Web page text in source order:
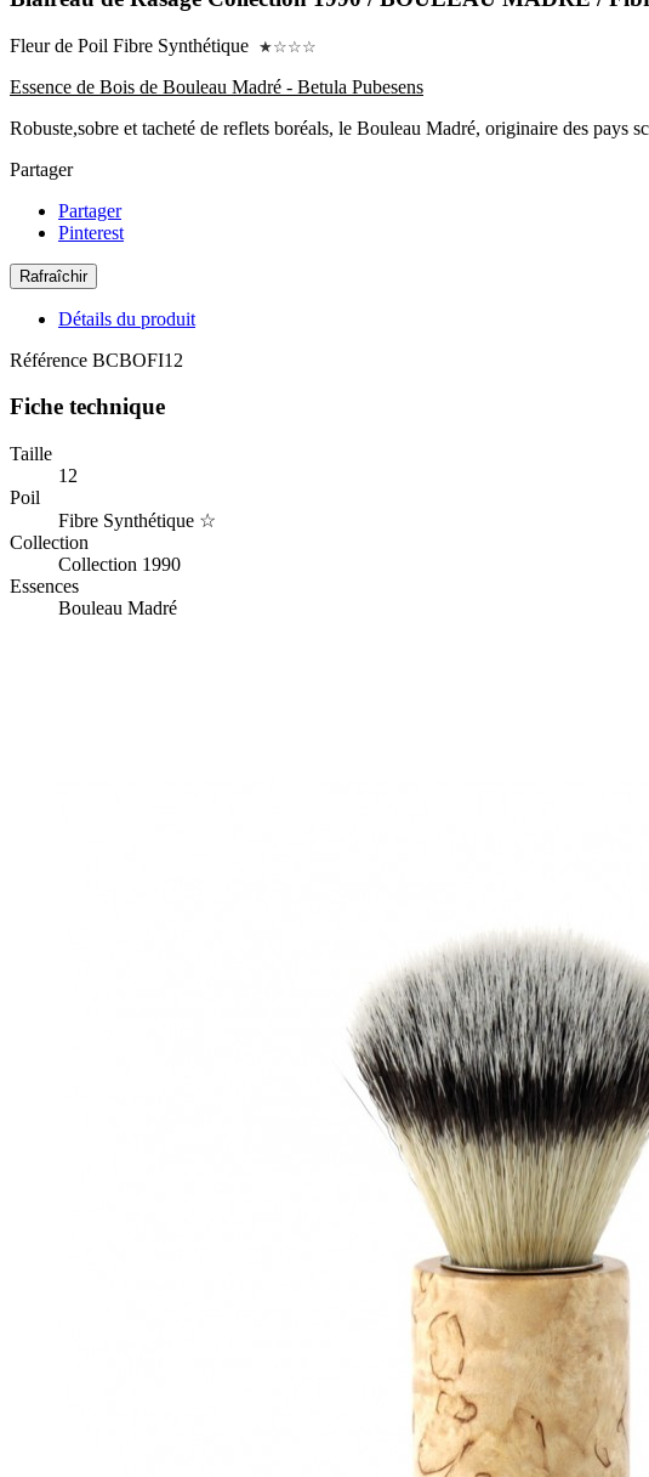
Fleur de Poil Fibre Synthétique ★☆☆☆
Essence de Bois de Bouleau Madré - Betula Pubesens
Robuste,sobre et tacheté de reflets boréals, le Bouleau Madré, originaire des pays
Partager
Partager
Pinterest
Détails du produit
Référence BCBOFI12
Fiche technique
Taille
12
Poil
Fibre Synthétique ☆
Collection
Collection 1990
Essences
Bouleau Madré